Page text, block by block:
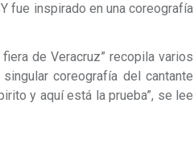
fue inspirado en una coreografía
de Veracruz” recopila varios
coreografía del cantante
y aquí está la prueba”, se lee